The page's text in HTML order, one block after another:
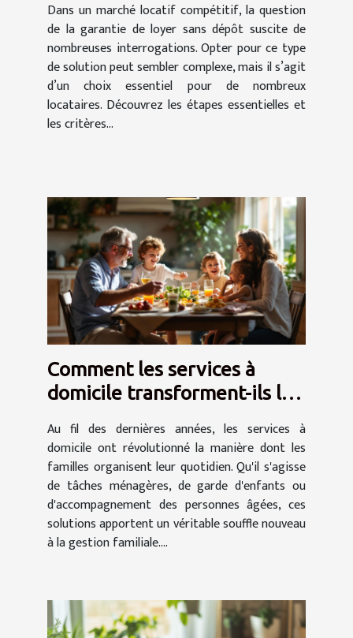
Dans un marché locatif compétitif, la question
de la garantie de loyer sans dépôt suscite de
nombreuses interrogations. Opter pour ce type
de solution peut sembler complexe, mais il s’agit
d’un choix essentiel pour de nombreux
locataires. Découvrez les étapes essentielles et
les critères...
Comment les services à
domicile transforment-ils le
Au fil des dernières années, les services à
domicile ont révolutionné la manière dont les
familles organisent leur quotidien. Qu'il s'agisse
de tâches ménagères, de garde d'enfants ou
d'accompagnement des personnes âgées, ces
solutions apportent un véritable souffle nouveau
à la gestion familiale....